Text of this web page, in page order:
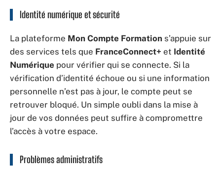
Identité numérique et sécurité
La plateforme Mon Compte Formation s’appuie sur
des services tels que FranceConnect+ et Identité
Numérique pour vérifier qui se connecte. Si la
vérification d’identité échoue ou si une information
personnelle n’est pas à jour, le compte peut se
retrouver bloqué. Un simple oubli dans la mise à
jour de vos données peut suffire à compromettre
l’accès à votre espace.
Problèmes administratifs